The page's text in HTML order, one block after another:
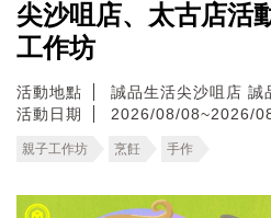
尖沙咀店、太古店活
工作坊
活動地點 誠品生活尖沙咀店 誠
活動日期
2026/08/08~2026/
親子工作坊 烹飪 手作